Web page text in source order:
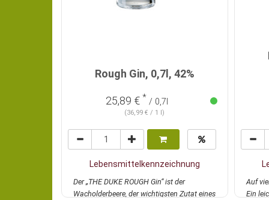
Rough Gin, 0,7l, 42%
25,89 € * / 0,7l
(36,99 € / 1 l)
Lebensmittelkennzeichnung
Der „THE DUKE ROUGH Gin“ ist der
Wacholderbeere, der wichtigsten Zutat eines
Auf
Ein